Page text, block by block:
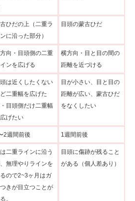
ひだの上（二重ラ
に沿った部分）
目頭の蒙古ひだ
向・目頭側の二重
ンを広げる
横方向・目と目の間の
距離を近づける
は近くしたくない
二重幅を広げた
目頭側だけ二重幅
げたい
目が小さい、目と目の
距離が広い、蒙古ひだ
をなくしたい
2週間前後 1週間前後
二重ラインに沿う
無理やりラインを
ので2~3ヶ月はガ
きが目立つことが
。
目頭に傷跡が残ること
がある（個人差あり）